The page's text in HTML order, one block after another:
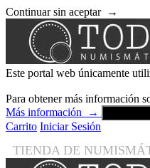
Continuar sin aceptar →
Este portal web únicamente
Para obtener más información
Más información
→
Carrito Iniciar Sesión
TIENDA DE